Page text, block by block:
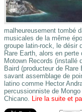
malheureusement tombé
musicales de la même
groupe latin-rock, le désir
Rare Earth, alors en
Motown Records (installé
Baird (producteur de
savant assemblage de
latino comme Hector
percussionniste de
Chicano. Lire la suite et